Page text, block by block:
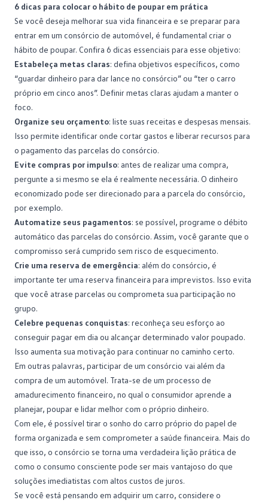
6 dicas para colocar o hábito de poupar em prática
Se você deseja melhorar sua vida financeira e se preparar para
entrar em um consórcio de automóvel, é fundamental criar o
hábito de poupar. Confira 6 dicas essenciais para esse objetivo:
Estabeleça metas claras: defina objetivos específicos, como
“guardar dinheiro para dar lance no consórcio” ou “ter o carro
próprio em cinco anos”. Definir metas claras ajudam a manter o
foco.
Organize seu orçamento: liste suas receitas e despesas mensais.
Isso permite identificar onde cortar gastos e liberar recursos para
o pagamento das parcelas do consórcio.
Evite compras por impulso: antes de realizar uma compra,
pergunte a si mesmo se ela é realmente necessária. O dinheiro
economizado pode ser direcionado para a parcela do consórcio,
por exemplo.
Automatize seus pagamentos: se possível, programe o débito
automático das parcelas do consórcio. Assim, você garante que o
compromisso será cumprido sem risco de esquecimento.
Crie uma reserva de emergência: além do consórcio, é
importante ter uma reserva financeira para imprevistos. Isso evita
que você atrase parcelas ou comprometa sua participação no
grupo.
Celebre pequenas conquistas: reconheça seu esforço ao
conseguir pagar em dia ou alcançar determinado valor poupado.
Isso aumenta sua motivação para continuar no caminho certo.
Em outras palavras, participar de um consórcio vai além da
compra de um automóvel. Trata-se de um processo de
amadurecimento financeiro, no qual o consumidor aprende a
planejar, poupar e lidar melhor com o próprio dinheiro.
Com ele, é possível tirar o sonho do carro próprio do papel de
forma organizada e sem comprometer a saúde financeira. Mais do
que isso, o consórcio se torna uma verdadeira lição prática de
como o consumo consciente pode ser mais vantajoso do que
soluções imediatistas com altos custos de juros.
Se você está pensando em adquirir um carro, considere o